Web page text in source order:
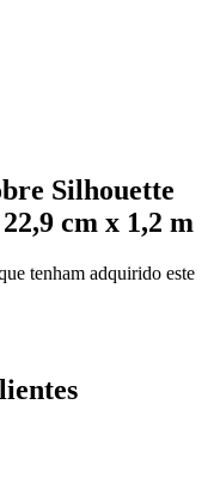
Silhouette
cm x 1,2 m
tenham adquirido este